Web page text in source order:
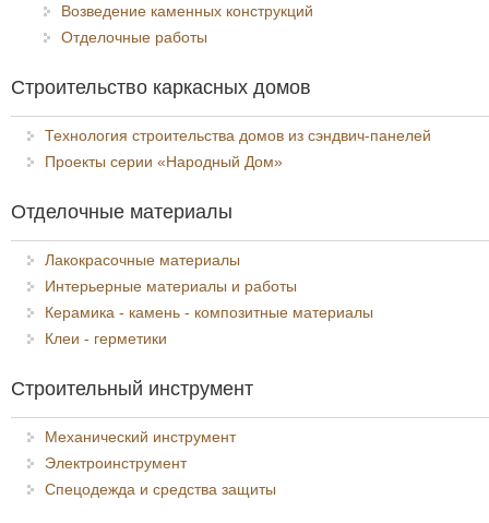
Возведение каменных конструкций
Отделочные работы
Строительство каркасных домов
Технология строительства домов из сэндвич-панелей
Проекты серии «Народный Дом»
Отделочные материалы
Лакокрасочные материалы
Интерьерные материалы и работы
Керамика - камень - композитные материалы
Клеи - герметики
Строительный инструмент
Механический инструмент
Электроинструмент
Спецодежда и средства защиты